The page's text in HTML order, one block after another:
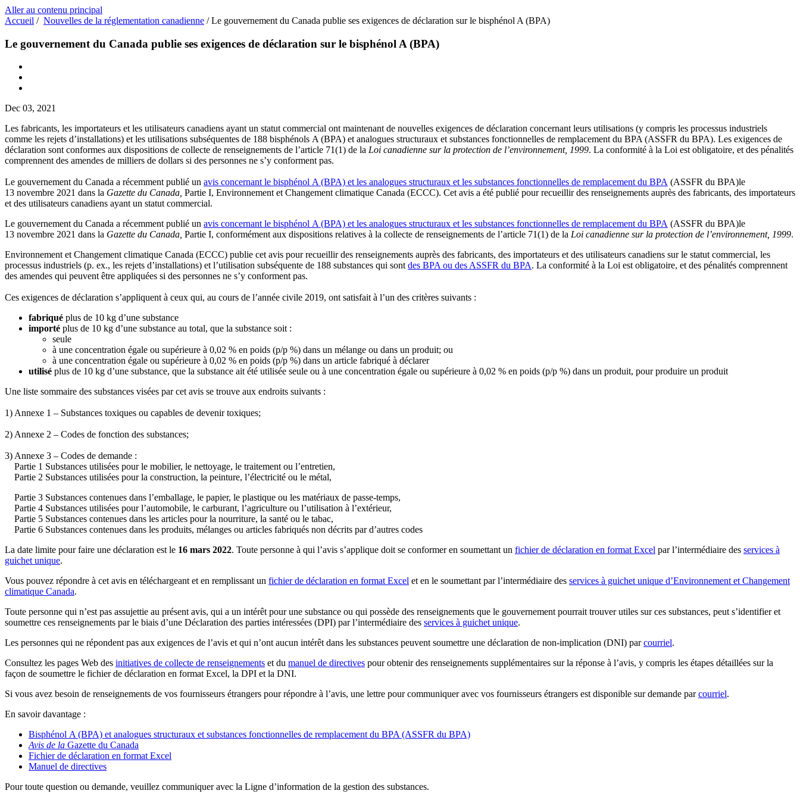
Aller au contenu principal
Accueil / Nouvelles de la réglementation canadienne /Le gouvernement du Canada publie ses exigences de déclaration sur le bisphénol A (BPA)
Le gouvernement du Canada publie ses exigences de déclaration sur le bisphénol A (BPA)
Dec 03, 2021
Les fabricants, les importateurs et les utilisateurs canadiens ayant un statut commercial ont maintenant de nouvelles exigences de déclaration concernant leurs utilisations (y compris les processus industriels
comme les rejets d’installations) et les utilisations subséquentes de 188 bisphénols A (BPA) et analogues structuraux et substances fonctionnelles de remplacement du BPA (ASSFR du BPA). Les exigences de
déclaration sont conformes aux dispositions de collecte de renseignements de l’article 71(1) de la Loi canadienne sur la protection de l’environnement, 1999. La conformité à la Loi est obligatoire, et des pénalités
comprennent des amendes de milliers de dollars si des personnes ne s’y conforment pas.
Le gouvernement du Canada a récemment publié un avis concernant le bisphénol A (BPA) et les analogues structuraux et les substances fonctionnelles de remplacement du BPA (ASSFR du BPA)le
13 novembre 2021 dans la Gazette du Canada, Partie I, Environnement et Changement climatique Canada (ECCC). Cet avis a été publié pour recueillir des renseignements auprès des fabricants, des importateurs
et des utilisateurs canadiens ayant un statut commercial.
Le gouvernement du Canada a récemment publié un avis concernant le bisphénol A (BPA) et les analogues structuraux et les substances fonctionnelles de remplacement du BPA (ASSFR du BPA)le
13 novembre 2021 dans la Gazette du Canada, Partie I, conformément aux dispositions relatives à la collecte de renseignements de l’article 71(1) de la Loi canadienne sur la protection de l’environnement, 1999.
Environnement et Changement climatique Canada (ECCC) publie cet avis pour recueillir des renseignements auprès des fabricants, des importateurs et des utilisateurs canadiens sur le statut commercial, les
processus industriels (p. ex., les rejets d’installations) et l’utilisation subséquente de 188 substances qui sontdes BPA ou des ASSFR du BPA. La conformité à la Loi est obligatoire, et des pénalités comprennent
des amendes qui peuvent être appliquées si des personnes ne s’y conforment pas.
Ces exigences de déclaration s’appliquent à ceux qui, au cours de l’année civile 2019, ont satisfait à l’un des critères suivants :
fabriqué plus de 10 kg d’une substance
importé plus de 10 kg d’une substance au total, que la substance soit :
seule
à une concentration égale ou supérieure à 0,02 % en poids (p/p %) dans un mélange ou dans un produit; ou
à une concentration égale ou supérieure à 0,02 % en poids (p/p %) dans un article fabriqué à déclarer
utilisé plus de 10 kg d’une substance, que la substance ait été utilisée seule ou à une concentration égale ou supérieure à 0,02 % en poids (p/p %) dans un produit, pour produire un produit
Une liste sommaire des substances visées par cet avis se trouve aux endroits suivants :
1) Annexe 1 – Substances toxiques ou capables de devenir toxiques;
2) Annexe 2 – Codes de fonction des substances;
3) Annexe 3 – Codes de demande :
Partie 1 Substances utilisées pour le mobilier, le nettoyage, le traitement ou l’entretien,
Partie 2 Substances utilisées pour la construction, la peinture, l’électricité ou le métal,
Partie 3 Substances contenues dans l’emballage, le papier, le plastique ou les matériaux de passe-temps,
Partie 4 Substances utilisées pour l’automobile, le carburant, l’agriculture ou l’utilisation à l’extérieur,
Partie 5 Substances contenues dans les articles pour la nourriture, la santé ou le tabac,
Partie 6 Substances contenues dans les produits, mélanges ou articles fabriqués non décrits par d’autres codes
La date limite pour faire une déclaration est le 16 mars 2022. Toute personne à qui l’avis s’applique doit se conformer en soumettant un fichier de déclaration en format Excel par l’intermédiaire des services à
guichet unique.
Vous pouvez répondre à cet avis en téléchargeant et en remplissant un fichier de déclaration en format Excel et en le soumettant par l’intermédiaire des services à guichet unique d’Environnement et Changement
climatique Canada.
Toute personne qui n’est pas assujettie au présent avis, qui a un intérêt pour une substance ou qui possède des renseignements que le gouvernement pourrait trouver utiles sur ces substances, peut s’identifier et
soumettre ces renseignements par le biais d’une Déclaration des parties intéressées (DPI) par l’intermédiaire des services à guichet unique.
Les personnes qui ne répondent pas aux exigences de l’avis et qui n’ont aucun intérêt dans les substances peuvent soumettre une déclaration de non-implication (DNI) parcourriel.
Consultez les pages Web des initiatives de collecte de renseignements et du manuel de directives pour obtenir des renseignements supplémentaires sur la réponse à l’avis, y compris les étapes détaillées sur la
façon de soumettre le fichier de déclaration en format Excel, la DPI et la DNI.
Si vous avez besoin de renseignements de vos fournisseurs étrangers pour répondre à l’avis, une lettre pour communiquer avec vos fournisseurs étrangers est disponible sur demande parcourriel.
En savoir davantage :
Bisphénol A (BPA) et analogues structuraux et substances fonctionnelles de remplacement du BPA (ASSFR du BPA)
Avis de la Gazette du Canada
Fichier de déclaration en format Excel
Manuel de directives
Pour toute question ou demande, veuillez communiquer avec la Ligne d’information de la gestion des substances.